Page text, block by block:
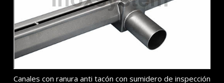
Canales con ranura anti tacón con sumidero de inspección